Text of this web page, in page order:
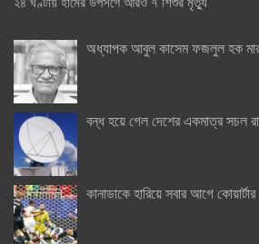
অধ্যাপক আবুল কাসেম ফজলুল হক
বন্ধ হয়ে গেল দেশের একমাত্র সচল
কানাডাকে হারিয়ে সবার আগে